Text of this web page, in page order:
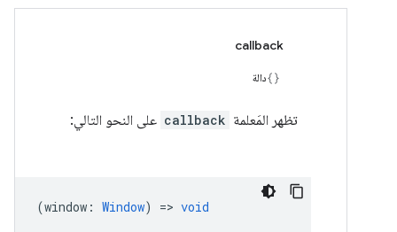
callback
دالة
تظهر المَعلمة callback على النحو التالي:
(window : Window) => void